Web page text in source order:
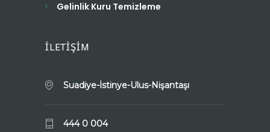
Gelinlik Kuru Temizleme
İLETİŞİM
Suadiye-İstinye-Ulus-Nişantaşı
444 0 004